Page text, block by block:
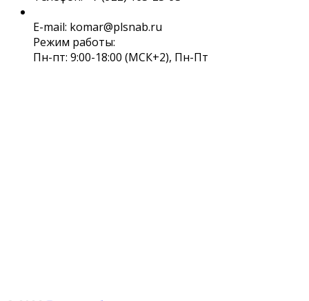
E-mail: komar@plsnab.ru
Режим работы:
Пн-пт: 9:00-18:00 (МСК+2), Пн-Пт